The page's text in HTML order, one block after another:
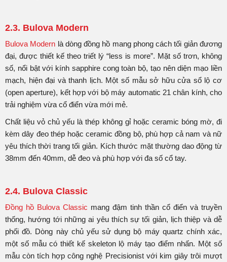
2.3. Bulova Modern
Bulova Modern là dòng đồng hồ mang phong cách tối giản đương
đại, được thiết kế theo triết lý “less is more”. Mặt số trơn, không
số, nổi bật với kính sapphire cong toàn bộ, tạo nên diện mạo liền
mạch, hiện đại và thanh lịch. Một số mẫu sở hữu cửa sổ lộ cơ
(open aperture), kết hợp với bộ máy automatic 21 chân kính, cho
trải nghiệm vừa cổ điển vừa mới mẻ.
Chất liệu vỏ chủ yếu là thép không gỉ hoặc ceramic bóng mờ, đi
kèm dây đeo thép hoặc ceramic đồng bộ, phù hợp cả nam và nữ
yêu thích thời trang tối giản. Kích thước mặt thường dao động từ
38mm đến 40mm, dễ đeo và phù hợp với đa số cổ tay.
2.4. Bulova Classic
Đồng hồ Bulova Classic mang đậm tinh thần cổ điển và truyền
thống, hướng tới những ai yêu thích sự tối giản, lịch thiệp và dễ
phối đồ. Dòng này chủ yếu sử dụng bộ máy quartz chính xác,
một số mẫu có thiết kế skeleton lộ máy tạo điểm nhấn. Một số
mẫu còn tích hợp công nghệ Precisionist với kim giây trôi mượt